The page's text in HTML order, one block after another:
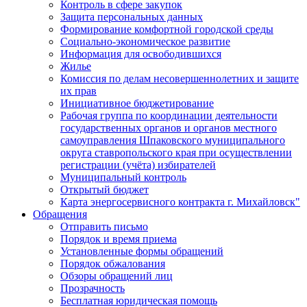
Контроль в сфере закупок
Защита персональных данных
Формирование комфортной городской среды
Социально-экономическое развитие
Информация для освободившихся
Жилье
Комиссия по делам несовершеннолетних и защите
их прав
Инициативное бюджетирование
Рабочая группа по координации деятельности
государственных органов и органов местного
самоуправления Шпаковского муниципального
округа ставропольского края при осуществлении
регистрации (учёта) избирателей
Муниципальный контроль
Открытый бюджет
Карта энергосервисного контракта г. Михайловск"
Обращения
Отправить письмо
Порядок и время приема
Установленные формы обращений
Порядок обжалования
Обзоры обращений лиц
Прозрачность
Бесплатная юридическая помощь